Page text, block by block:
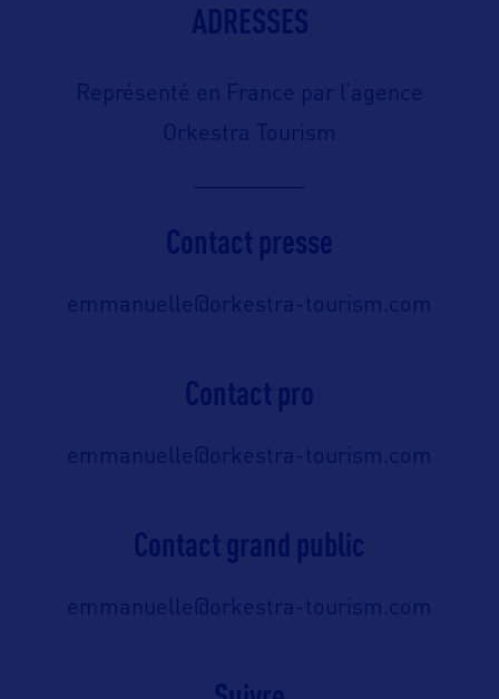
ADRESSES
Représenté en France par l’agence
Orkestra Tourism
Contact presse
emmanuelle@orkestra-tourism.com
Contact pro
emmanuelle@orkestra-tourism.com
Contact grand public
emmanuelle@orkestra-tourism.com